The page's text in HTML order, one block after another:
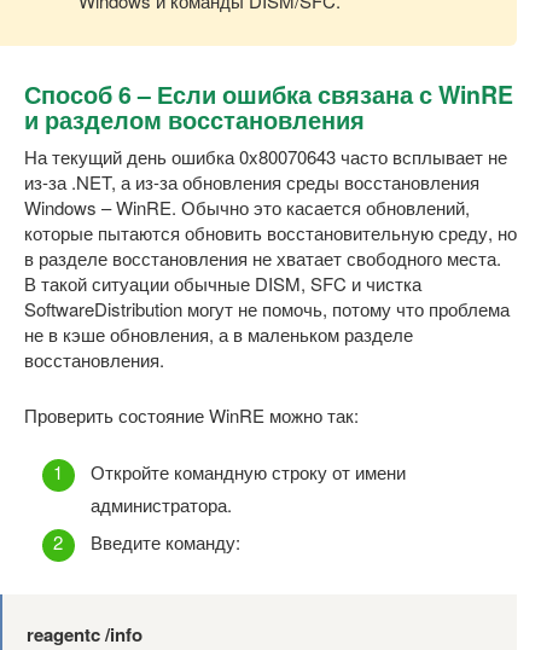
Способ 6 – Если ошибка связана с WinRE
и разделом восстановления
На текущий день ошибка 0x80070643 часто всплывает не
из-за .NET, а из-за обновления среды восстановления
Windows – WinRE. Обычно это касается обновлений,
которые пытаются обновить восстановительную среду, но
в разделе восстановления не хватает свободного места.
В такой ситуации обычные DISM, SFC и чистка
SoftwareDistribution могут не помочь, потому что проблема
не в кэше обновления, а в маленьком разделе
восстановления.
Проверить состояние WinRE можно так:
Откройте командную строку от имени
администратора.
Введите команду:
reagentc /info